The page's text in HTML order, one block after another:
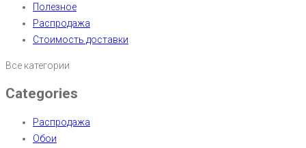
Полезное
Распродажа
Стоимость доставки
Все категории
Categories
Распродажа
Обои